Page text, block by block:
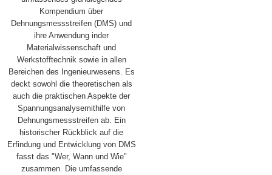
Kompendium über
Dehnungsmessstreifen (DMS) und
ihre Anwendung inder
Materialwissenschaft und
Werkstofftechnik sowie in allen
Bereichen des Ingenieurwesens. Es
deckt sowohl die theoretischen als
auch die praktischen Aspekte der
Spannungsanalysemithilfe von
Dehnungsmessstreifen ab. Ein
historischer Rückblick auf die
Erfindung und Entwicklung von DMS
fasst das "Wer, Wann und Wie"
zusammen. Die umfassende